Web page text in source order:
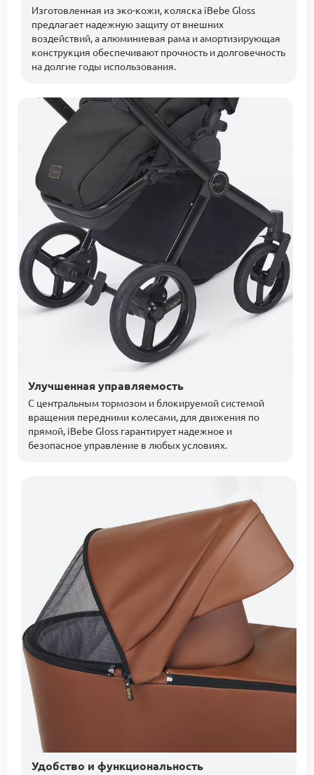
Изготовленная из эко-кожи, коляска iBebe Gloss
предлагает надежную защиту от внешних
воздействий, а алюминиевая рама и амортизирующая
конструкция обеспечивают прочность и долговечность
на долгие годы использования.
Улучшенная управляемость
С центральным тормозом и блокируемой системой
вращения передними колесами, для движения по
прямой, iBebe Gloss гарантирует надежное и
безопасное управление в любых условиях.
Удобство и функциональность